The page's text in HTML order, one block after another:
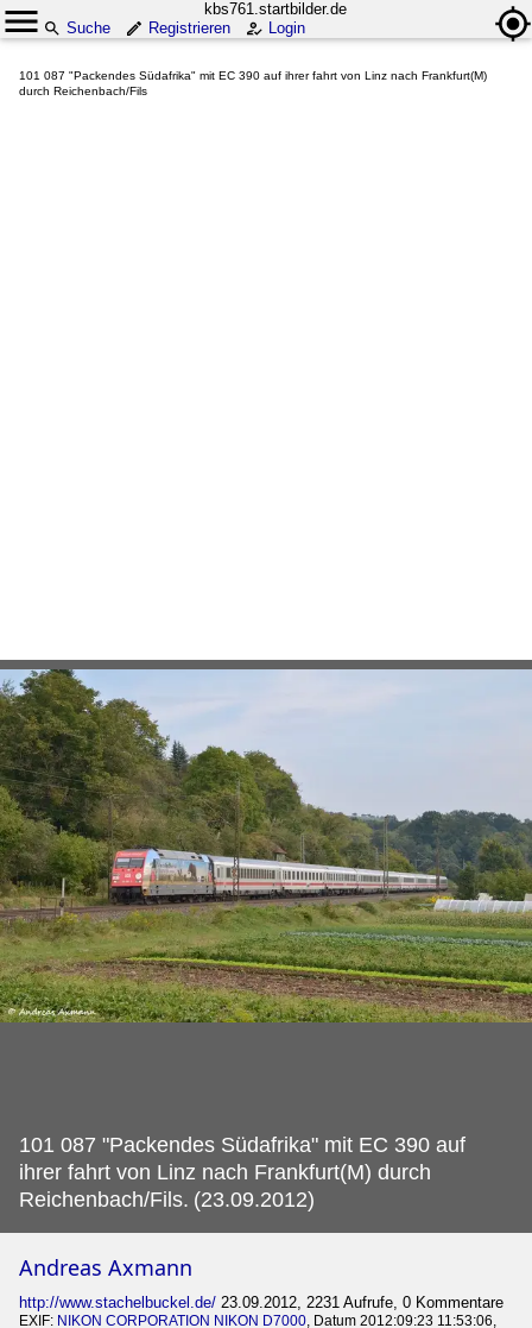
kbs761.startbilder.de
Suche
Registrieren Login
101 087 "Packendes Südafrika" mit EC 390 auf ihrer fahrt von Linz nach Frankfurt(M)
durch Reichenbach/Fils
101 087 "Packendes Südafrika" mit EC 390 auf
ihrer fahrt von Linz nach Frankfurt(M) durch
Reichenbach/Fils. (23.09.2012)
Andreas Axmann
http://www.stachelbuckel.de/ 23.09.2012, 2231 Aufrufe, 0 Kommentare
EXIF: NIKON CORPORATION NIKON D7000 , Datum 2012:09:23 11:53:06,